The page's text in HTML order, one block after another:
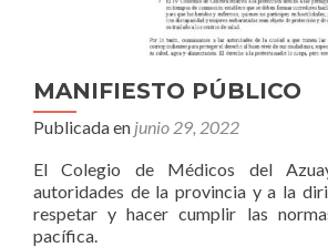
MANIFIESTO PÚBLICO
Publicada en junio 29, 2022
El Colegio de Médicos del
autoridades de la provincia y a la
respetar y hacer cumplir las
pacífica.